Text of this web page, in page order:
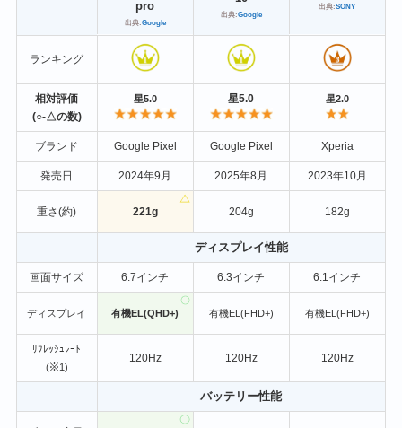
pro
出典:Google
出典:Google
出典:SONY
ランキング
相対評価
(○-△の数)
星5.0 星5.0 星2.0
ブランド Google Pixel Google Pixel Xperia
発売日 2024年9月 2025年8月 2023年10月
重さ(約) 221g 204g 182g
ディスプレイ性能
画面サイズ 6.7インチ 6.3インチ 6.1インチ
ディスプレイ 有機EL(QHD+) 有機EL(FHD+) 有機EL(FHD+)
ﾘﾌﾚｯｼｭﾚｰﾄ
(※1)
120Hz 120Hz 120Hz
バッテリー性能